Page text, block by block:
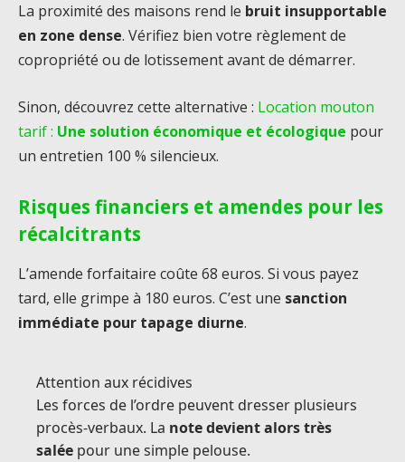
La proximité des maisons rend le bruit insupportable
en zone dense. Vérifiez bien votre règlement de
copropriété ou de lotissement avant de démarrer.
Sinon, découvrez cette alternative : Location mouton
tarif : Une solution économique et écologique pour
un entretien 100 % silencieux.
Risques financiers et amendes pour les
récalcitrants
L’amende forfaitaire coûte 68 euros. Si vous payez
tard, elle grimpe à 180 euros. C’est une sanction
immédiate pour tapage diurne.
Attention aux récidives
Les forces de l’ordre peuvent dresser plusieurs
procès-verbaux. La note devient alors très
salée pour une simple pelouse.